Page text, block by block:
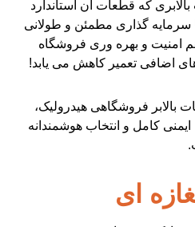
که قطعات آن استاندارد
گذاری مطمئن و طولانی
امنیت و بهره وری فروشگاه
اضافی تعمیر کاهش می یابد!
بالابر فروشگاهی هیدرولیک،
کامل و انتخاب هوشمندانه
ای